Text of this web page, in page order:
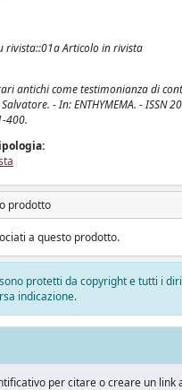
rivista::01a Articolo in rivista
antichi come testimonianza di
- In: ENTHYMEMA. - ISSN
400.
prodotto
a questo prodotto.
protetti da copyright e tutti i
indicazione.
per citare o creare un link